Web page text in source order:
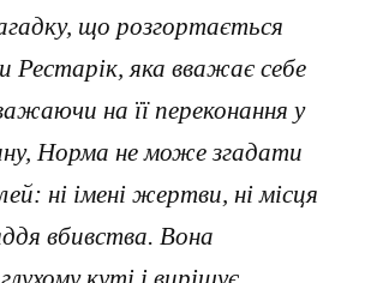
що розгортається
Рестарік, яка вважає себе
на її переконання у
Норма не може згадати
ні імені жертви, ні місця
вбивства. Вона